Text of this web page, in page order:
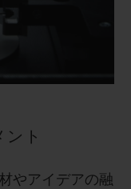
ト
やアイデアの融